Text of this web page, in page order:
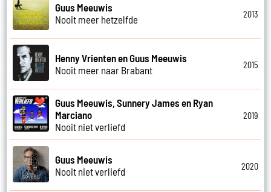
Guus Meeuwis
Nooit meer hetzelfde
2013
Henny Vrienten en Guus Meeuwis
Nooit meer naar Brabant
2015
Guus Meeuwis, Sunnery James en Ryan
Marciano
Nooit niet verliefd
2019
Guus Meeuwis
Nooit niet verliefd
2020